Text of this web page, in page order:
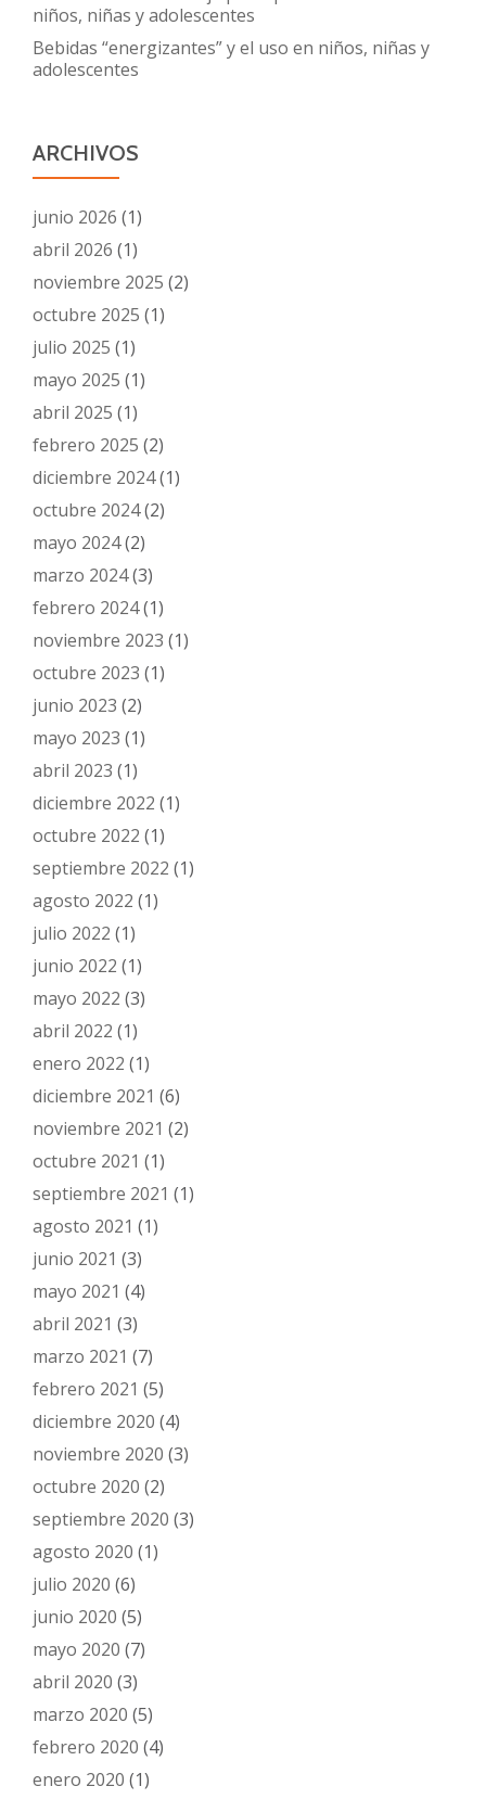
niños, niñas y adolescentes
Bebidas “energizantes” y el uso en niños, niñas y
adolescentes
ARCHIVOS
junio 2026 (1)
abril 2026 (1)
noviembre 2025 (2)
octubre 2025 (1)
julio 2025 (1)
mayo 2025 (1)
abril 2025 (1)
febrero 2025 (2)
diciembre 2024(1)
octubre 2024(2)
mayo 2024(2)
marzo 2024(3)
febrero 2024(1)
noviembre 2023 (1)
octubre 2023 (1)
junio 2023 (2)
mayo 2023 (1)
abril 2023 (1)
diciembre 2022 (1)
octubre 2022 (1)
septiembre 2022 (1)
agosto 2022 (1)
julio 2022 (1)
junio 2022 (1)
mayo 2022 (3)
abril 2022 (1)
enero 2022 (1)
diciembre 2021 (6)
noviembre 2021 (2)
octubre 2021 (1)
septiembre 2021 (1)
agosto 2021 (1)
junio 2021 (3)
mayo 2021 (4)
abril 2021 (3)
marzo 2021 (7)
febrero 2021 (5)
diciembre 2020 (4)
noviembre 2020 (3)
octubre 2020 (2)
septiembre 2020 (3)
agosto 2020 (1)
julio 2020 (6)
junio 2020 (5)
mayo 2020 (7)
abril 2020 (3)
marzo 2020 (5)
febrero 2020 (4)
enero 2020 (1)